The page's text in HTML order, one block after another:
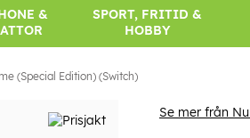
&
SPORT, FRITID &
HOBBY
(Special Edition) (Switch)
Se mer från